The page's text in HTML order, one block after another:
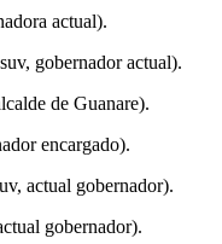
actual).
gobernador actual).
de Guanare).
encargado).
actual gobernador).
gobernador).